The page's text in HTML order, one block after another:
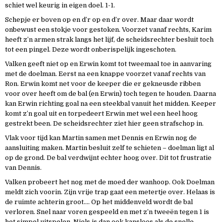
schiet wel keurig in eigen doel. 1-1.
Schepje er boven op en d’r op en d’r over. Maar daar wordt
onbewust een stokje voor gestoken. Voorzet vanaf rechts, Karim
heeft z’n armen strak langs het lijf, de scheidsrechter besluit toch
tot een pingel. Deze wordt onberispelijk ingeschoten.
Valken geeft niet op en Erwin komt tot tweemaal toe in aanvaring
met de doelman. Eerst na een knappe voorzet vanaf rechts van
Ron. Erwin komt net voor de keeper die er gekneusde ribben
voor over heeft om de bal (en Erwin) toch tegen te houden. Daarna
kan Erwin richting goal na een steekbal vanuit het midden. Keeper
komt z’n goal uit en torpedeert Erwin met wel een heel hoog
gestrekt been. De scheidsrechter ziet hier geen strafschop in.
Vlak voor tijd kan Martin samen met Dennis en Erwin nog de
aansluiting maken. Martin besluit zelf te schieten – doelman ligt al
op de grond. De bal verdwijnt echter hoog over. Dit tot frustratie
van Dennis.
Valken probeert het nog met de moed der wanhoop. Ook Doelman
meldt zich voorin. Zijn vrije trap gaat een metertje over. Helaas is
de ruimte achterin groot…. Op het middenveld wordt de bal
verloren. Snel naar voren gespeeld en met z’n tweeën tegen 1 is